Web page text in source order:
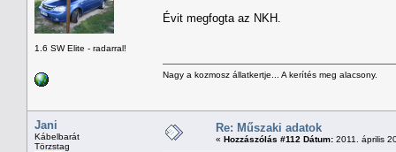
1.6 SW Elite - radarral!
Évit megfogta az NKH.
Nagy a kozmosz állatkertje... A kerítés meg alacsony.
Jani
Kábelbarát
Törzstag
Re: Műszaki adatok
« Hozzászólás #112 Dátum: 2011. április